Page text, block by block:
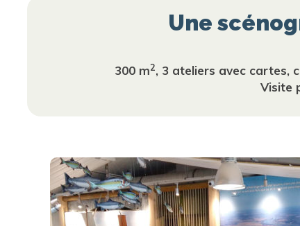
Une
300 m2, 3 ateliers avec cartes,
Visite